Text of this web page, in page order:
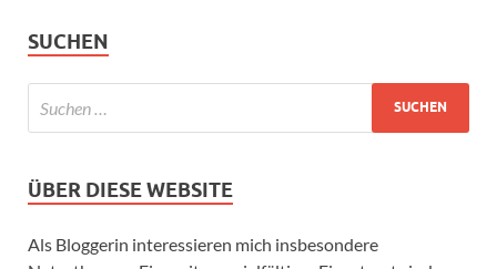
SUCHEN
ÜBER DIESE WEBSITE
Als Bloggerin interessieren mich insbesondere